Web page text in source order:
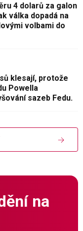
4 dolarů za galon
válka dopadá na
volbami do
klesají, protože
Powella
sazeb Fedu.
na